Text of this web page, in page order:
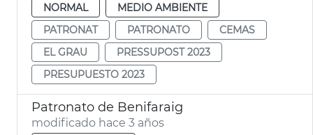
NORMAL
MEDIO AMBIENTE
PATRONAT
PATRONATO
CEMAS
EL GRAU
PRESSUPOST 2023
PRESUPUESTO 2023
Patronato de Benifaraig
modificado hace 3 años